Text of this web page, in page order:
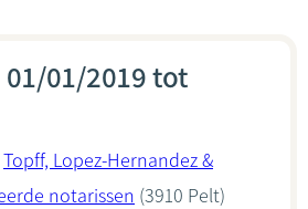
01/2019 tot
Topff, Lopez-Hernandez &
notarissen (3910 Pelt)